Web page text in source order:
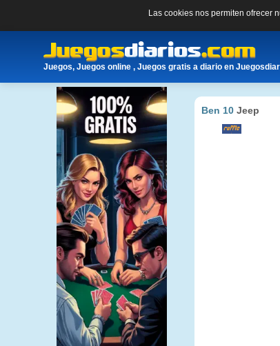
Las cookies nos permiten ofrecer
Juegos, Juegos online , Juegos gratis a diario en
Ben 10 Jeep